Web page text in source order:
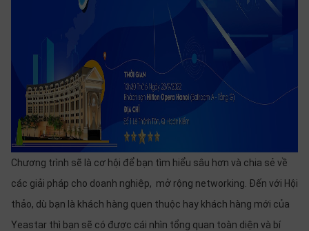
Chương trình sẽ là cơ hội để bạn tìm hiểu sâu hơn và chia sẻ về
các giải pháp cho doanh nghiệp, mở rộng networking. Đến với Hội
thảo, dù bạn là khách hàng quen thuộc hay khách hàng mới của
Yeastar thì bạn sẽ có được cái nhìn tổng quan toàn diện và bí